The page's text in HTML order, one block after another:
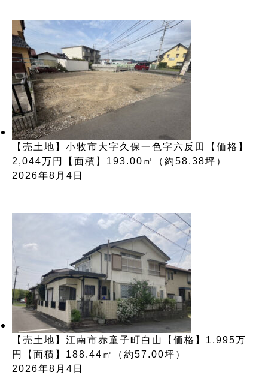
【売土地】小牧市大字久保一色字六反田【価格】
2,044万円【面積】193.00㎡（約58.38坪）
2026年8月4日
【売土地】江南市赤童子町白山【価格】1,995万
円【面積】188.44㎡（約57.00坪）
2026年8月4日